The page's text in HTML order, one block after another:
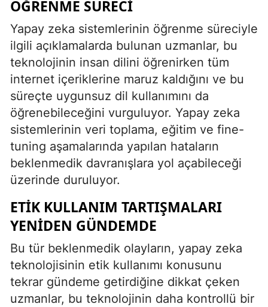
Zonguldak
Aksaray
Bayburt
Karaman
Kırıkkale
Batman
Ardahan
Iğdır
Yalova
ÖĞRENME SÜRECI
Yapay zeka sistemlerinin öğrenme süreciyle
ilgili açıklamalarda bulunan uzmanlar, bu
teknolojinin insan dilini öğrenirken tüm
internet içeriklerine maruz kaldığını ve bu
süreçte uygunsuz dil kullanımını da
öğrenebileceğini vurguluyor. Yapay zeka
sistemlerinin veri toplama, eğitim ve fine-
tuning aşamalarında yapılan hataların
beklenmedik davranışlara yol açabileceği
üzerinde duruluyor.
ETIK KULLANIM TARTIŞMALARI
YENIDEN GÜNDEMDE
Bu tür beklenmedik olayların, yapay zeka
teknolojisinin etik kullanımı konusunu
tekrar gündeme getirdiğine dikkat çeken
uzmanlar, bu teknolojinin daha kontrollü bir